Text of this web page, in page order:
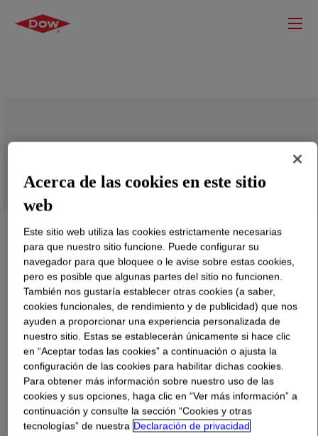
DOWSIL™ R41 Cleaner Plus
Qué esDOWSIL™ R41 Cleaner Plus?
A specially formulated solvent containing a special
DOWSIL™ catalyst substance designed to clean and
additionally prepare a large variety of substrates for the
Acerca de las cookies en este sitio
web
Este sitio web utiliza las cookies estrictamente necesarias
para que nuestro sitio funcione. Puede configurar su
navegador para que bloquee o le avise sobre estas cookies,
pero es posible que algunas partes del sitio no funcionen.
También nos gustaría establecer otras cookies (a saber,
cookies funcionales, de rendimiento y de publicidad) que nos
ayuden a proporcionar una experiencia personalizada de
nuestro sitio. Estas se establecerán únicamente si hace clic
en “Aceptar todas las cookies” a continuación o ajusta la
configuración de las cookies para habilitar dichas cookies.
Para obtener más información sobre nuestro uso de las
cookies y sus opciones, haga clic en “Ver más información” a
continuación y consulte la sección “Cookies y otras
tecnologías” de nuestra Declaración de privacidad